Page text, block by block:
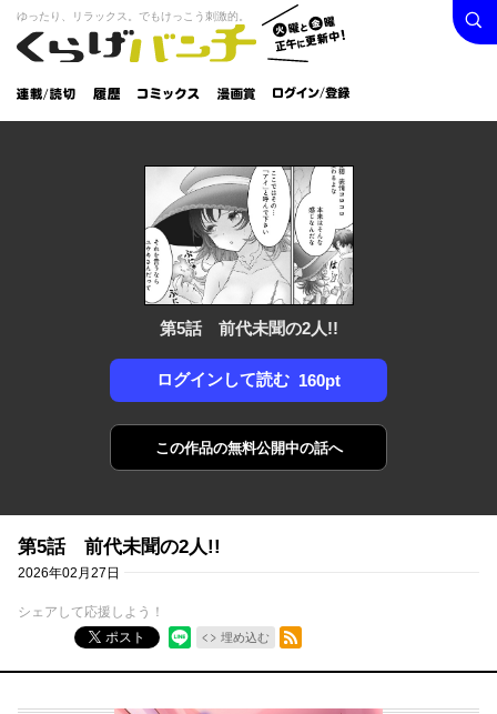
くらげバンチ
火曜と
金曜正
午に更
新中！
ゆったり、リラックス。でもけっこう刺激的。
連載/読
切
履
歴
コミック
漫画
賞
ログイン /
登録
検索
第5話 前代未聞の2人!!
ログインして読む 160pt
この作品の無料公開中の話へ
第5話 前代未聞の2人!!
2026年02月27日
シェアして応援しよう！
ポスト
埋め込む
RSSフィード